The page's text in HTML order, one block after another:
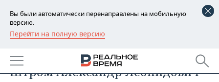
Вы были автоматически перенаправлены на мобильную
версию.
Перейти на полную версию
РЕГИОНЫ
БАШКОРТОСТАН
ТАТАРСТАН
НОВОСТИ
АНАЛИТИКА
Штром Александр Леонидович